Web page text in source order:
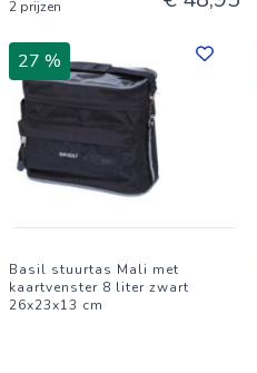
2 prijzen
27 %
Basil stuurtas Mali met
kaartvenster 8 liter zwart
26x23x13 cm